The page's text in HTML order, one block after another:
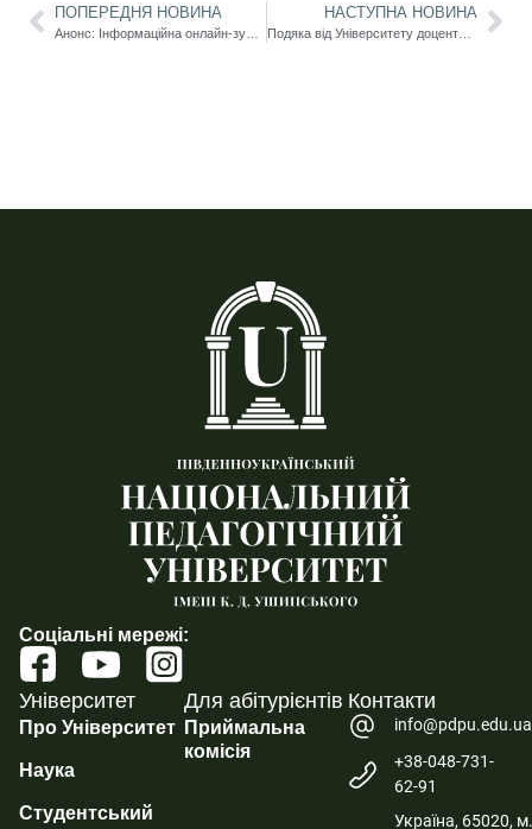
ПОПЕРЕДНЯ НОВИНА НАСТУПНА НОВИНА
Подяка від Університету доценту кафедри германської філології та методики викладання іноземних мов Зайцевій Катерині Іванівні
Соціальні мережі:
Університет
Про Університет
Наука
Студентський
Для абітурієнтів
Приймальна
комісія
Контакти
info@pdpu.edu.ua
+38-048-731-
62-91
Україна, 65020,